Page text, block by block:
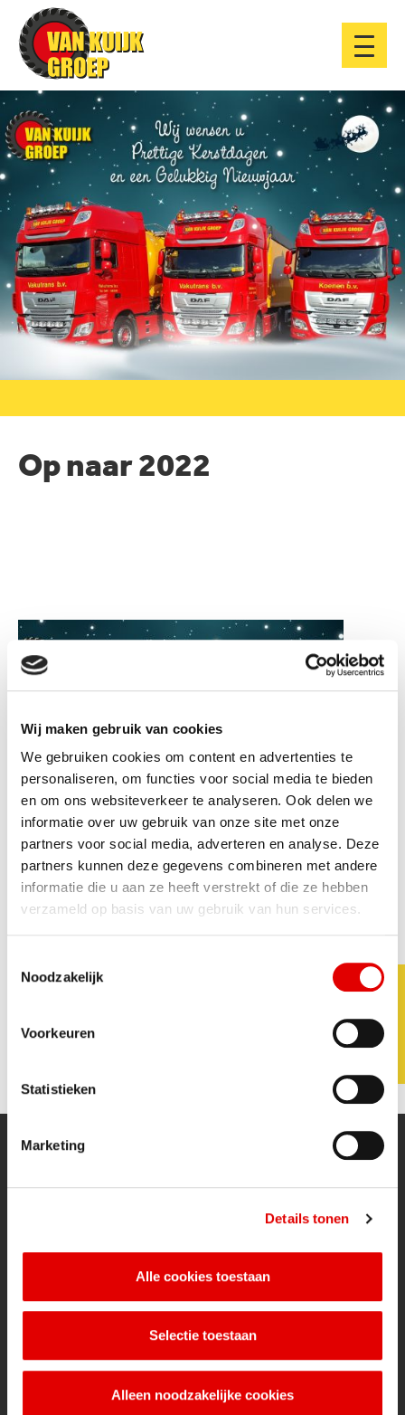
Wij maken gebruik van cookies
We gebruiken cookies om content en advertenties te
personaliseren, om functies voor social media te bieden
en om ons websiteverkeer te analyseren. Ook delen we
informatie over uw gebruik van onze site met onze
partners voor social media, adverteren en analyse. Deze
partners kunnen deze gegevens combineren met andere
informatie die u aan ze heeft verstrekt of die ze hebben
verzameld op basis van uw gebruik van hun services.
Noodzakelijk
Voorkeuren
Statistieken
Marketing
Details tonen
Alle cookies toestaan
Selectie toestaan
Alleen noodzakelijke cookies
Op naar 2022
OP NAAR 2022
Wij wensen iedereen prettige
Van Kuijk Groep wenst iedereen prettige kerstdagen
Mesttransport & Verwerking